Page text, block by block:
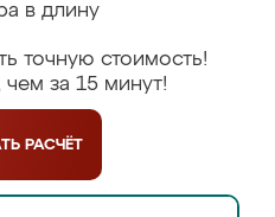
в длину
точную стоимость!
за 15 минут!
РАСЧЁТ